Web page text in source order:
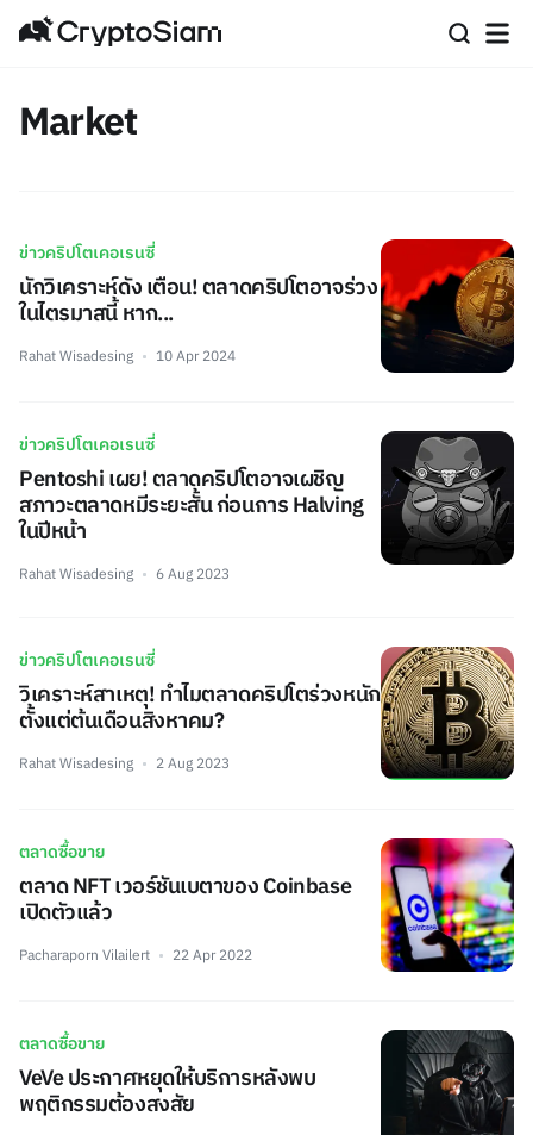
Market
ข่าวคริปโตเคอเรนซี่
นักวิเคราะห์ดัง เตือน! ตลาดคริปโตอาจร่วง
ในไตรมาสนี้ หาก...
Rahat Wisadesing 10 Apr 2024
ข่าวคริปโตเคอเรนซี่
Pentoshi เผย! ตลาดคริปโตอาจเผชิญ
สภาวะตลาดหมีระยะสั้น ก่อนการ Halving
ในปีหน้า
Rahat Wisadesing 6 Aug 2023
ข่าวคริปโตเคอเรนซี่
วิเคราะห์สาเหตุ! ทำไมตลาดคริปโตร่วงหนัก
ตั้งแต่ต้นเดือนสิงหาคม?
Rahat Wisadesing 2 Aug 2023
ตลาดซื้อขาย
ตลาด NFT เวอร์ชันเบตาของ Coinbase
เปิดตัวแล้ว
Pacharaporn Vilailert 22 Apr 2022
ตลาดซื้อขาย
VeVe ประกาศหยุดให้บริการหลังพบ
พฤติกรรมต้องสงสัย